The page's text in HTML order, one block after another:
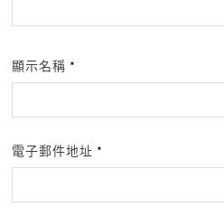
顯示名稱 *
電子郵件地址 *